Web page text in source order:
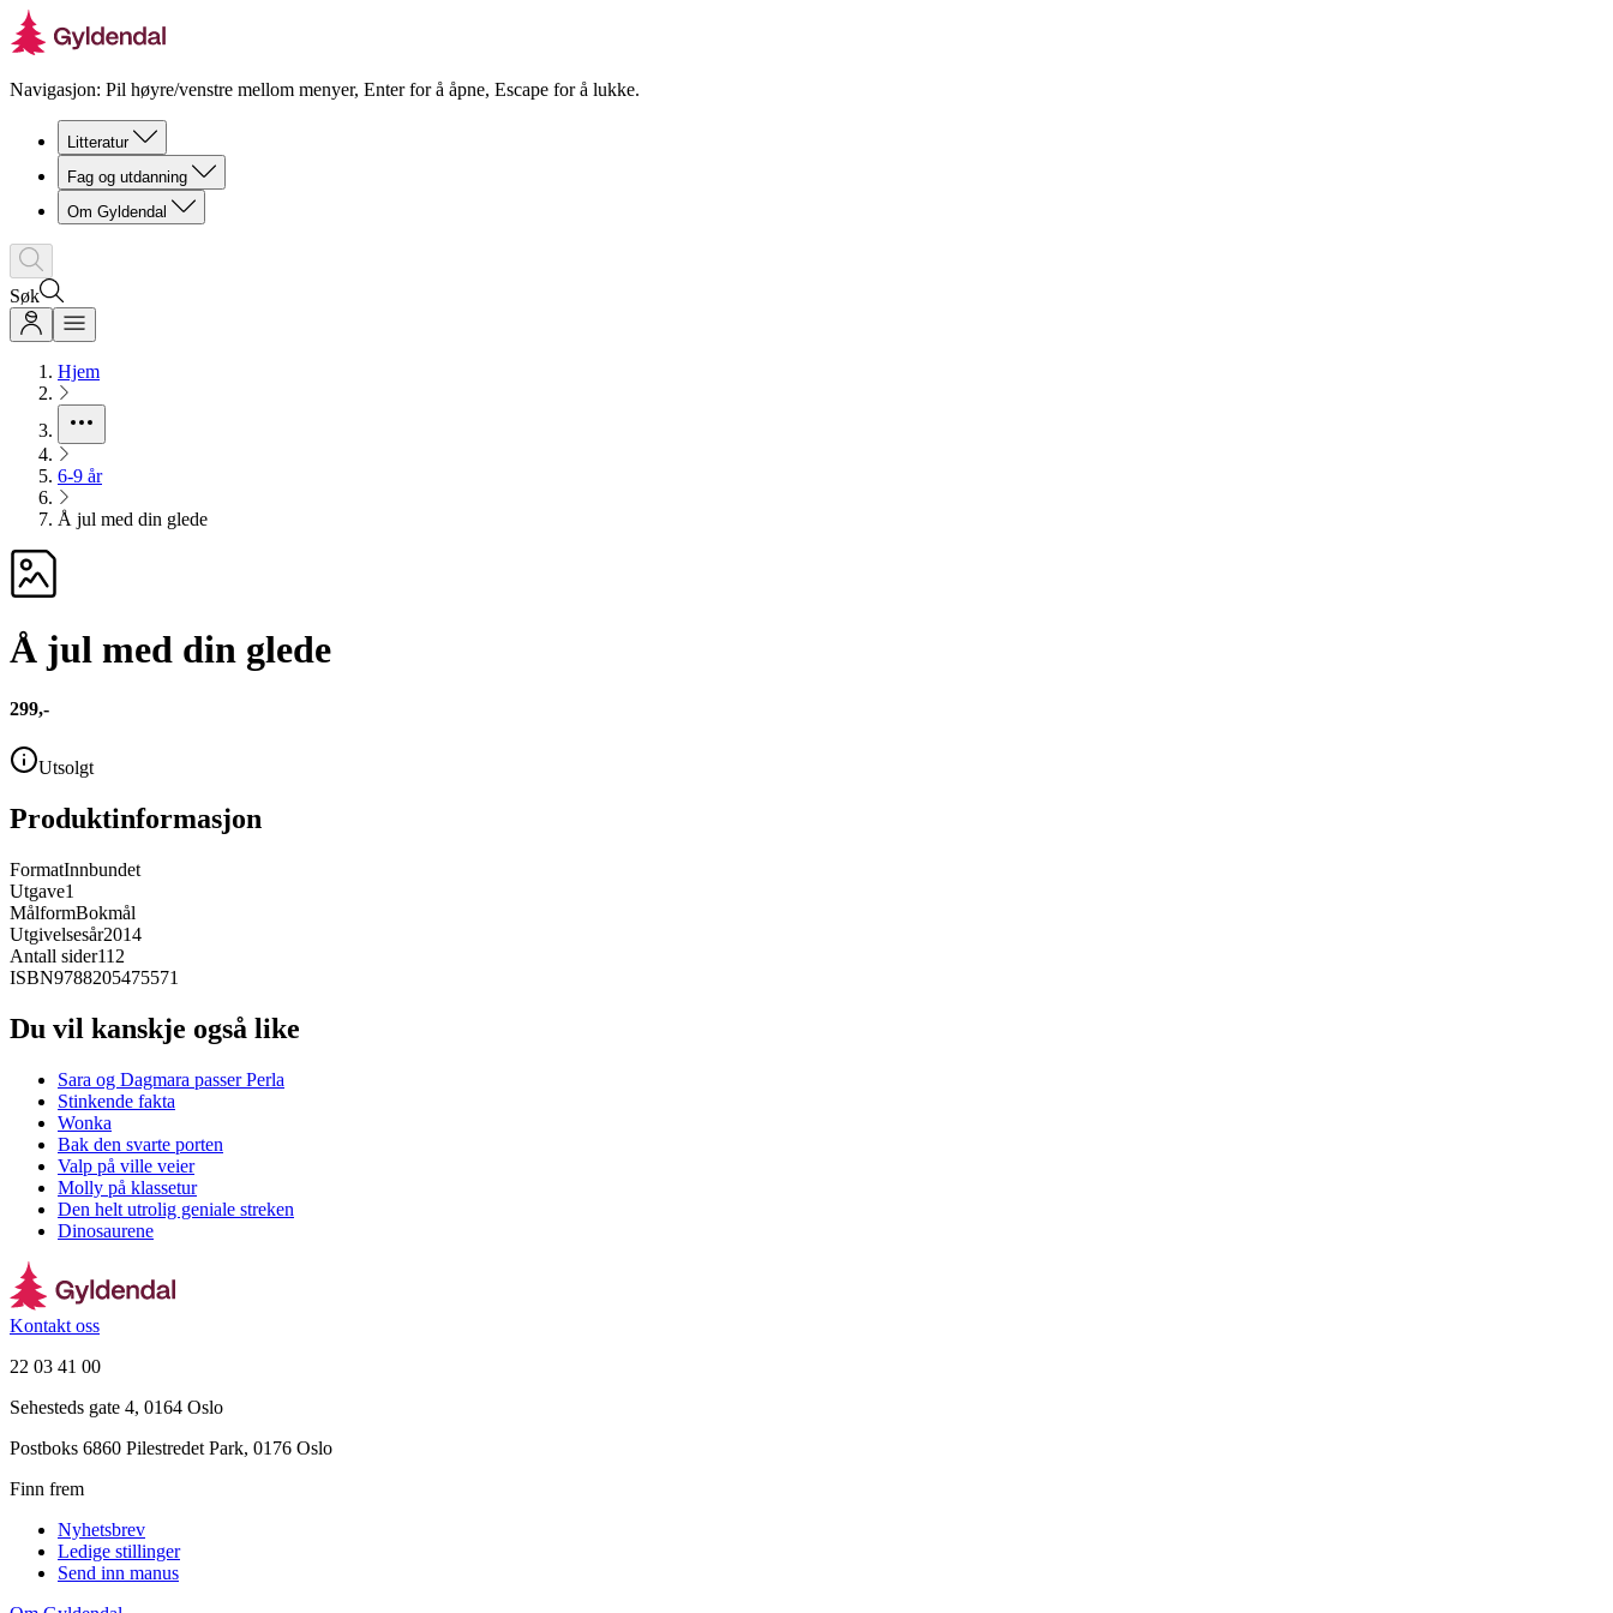
Navigasjon: Pil høyre/venstre mellom menyer, Enter for å åpne, Escape for å lukke.
Litteratur
Fag og utdanning
Om Gyldendal
Søk
Hjem
6-9 år
Å jul med din glede
Å jul med din glede
299,-
Utsolgt
Produktinformasjon
FormatInnbundet
Utgave1
MålformBokmål
Utgivelsesår2014
Antall sider112
ISBN9788205475571
Du vil kanskje også like
Sara og Dagmara passer Perla
Stinkende fakta
Wonka
Bak den svarte porten
Valp på ville veier
Molly på klassetur
Den helt utrolig geniale streken
Dinosaurene
Kontakt oss
22 03 41 00
Sehesteds gate 4, 0164 Oslo
Postboks 6860 Pilestredet Park, 0176 Oslo
Finn frem
Nyhetsbrev
Ledige stillinger
Send inn manus